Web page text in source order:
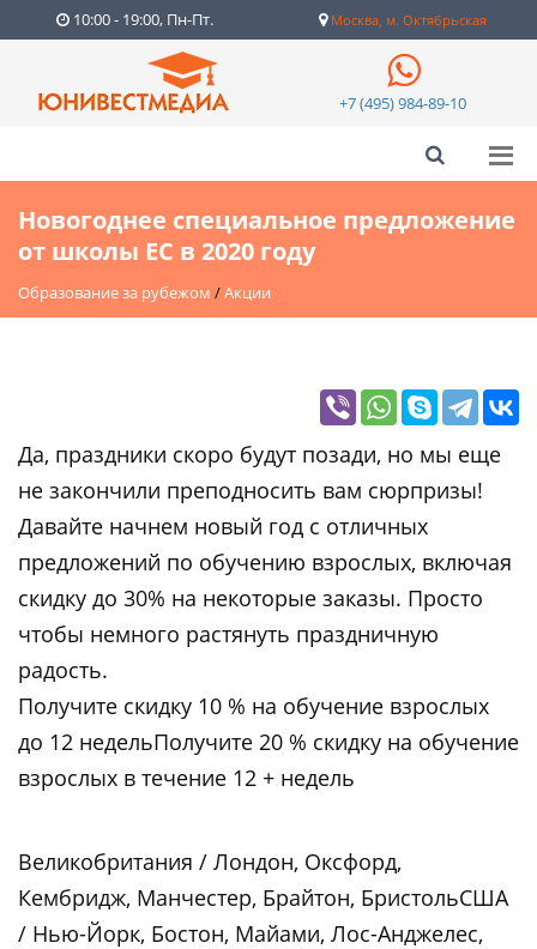
10:00 - 19:00, Пн-Пт. Москва, м. Октябрьская
+7 (495) 984-89-10
Новогоднее специальное предложение
от школы EC в 2020 году
Образование за рубежом /Акции
Да, праздники скоро будут позади, но мы еще
не закончили преподносить вам сюрпризы!
Давайте начнем новый год с отличных
предложений по обучению взрослых, включая
скидку до 30% на некоторые заказы. Просто
чтобы немного растянуть праздничную
радость.
Получите скидку 10 % на обучение взрослых
до 12 недельПолучите 20 % скидку на обучение
взрослых в течение 12 + недель
Великобритания / Лондон, Оксфорд,
Кембридж, Манчестер, Брайтон, БристольСША
/ Нью-Йорк, Бостон, Майами, Лос-Анджелес,